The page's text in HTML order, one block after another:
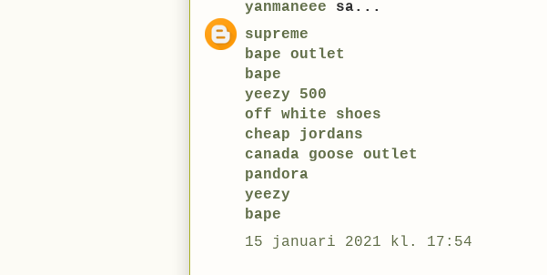
yanmaneee sa...
supreme
bape outlet
bape
yeezy 500
off white shoes
cheap jordans
canada goose outlet
pandora
yeezy
bape
15 januari 2021 kl. 17:54